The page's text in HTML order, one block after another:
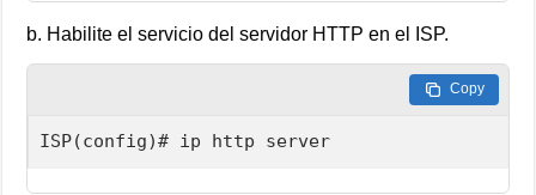
b. Habilite el servicio del servidor HTTP en el ISP.
Copy
ISP(config)# ip http server